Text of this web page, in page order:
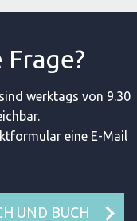
Frage?
werktags von 9.30
eine E-Mail
UND BUCH